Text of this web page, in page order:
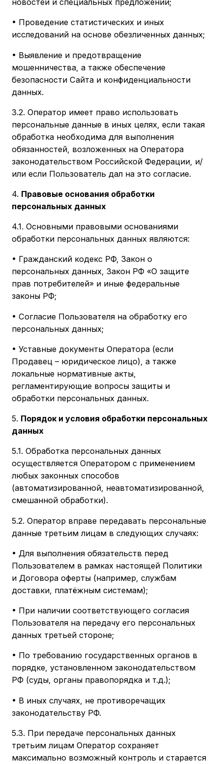
новостей и специальных предложений;
• Проведение статистических и иных
исследований на основе обезличенных данных;
• Выявление и предотвращение
мошенничества, а также обеспечение
безопасности Сайта и конфиденциальности
данных.
3.2. Оператор имеет право использовать
персональные данные в иных целях, если такая
обработка необходима для выполнения
обязанностей, возложенных на Оператора
законодательством Российской Федерации, и/
или если Пользователь дал на это согласие.
4. Правовые основания обработки
персональных данных
4.1. Основными правовыми основаниями
обработки персональных данных являются:
• Гражданский кодекс РФ, Закон о
персональных данных, Закон РФ «О защите
прав потребителей» и иные федеральные
законы РФ;
• Согласие Пользователя на обработку его
персональных данных;
• Уставные документы Оператора (если
Продавец – юридическое лицо), а также
локальные нормативные акты,
регламентирующие вопросы защиты и
обработки персональных данных.
5. Порядок и условия обработки персональных
данных
5.1. Обработка персональных данных
осуществляется Оператором с применением
любых законных способов
(автоматизированной, неавтоматизированной,
смешанной обработки).
5.2. Оператор вправе передавать персональные
данные третьим лицам в следующих случаях:
• Для выполнения обязательств перед
Пользователем в рамках настоящей Политики
и Договора оферты (например, службам
доставки, платёжным системам);
• При наличии соответствующего согласия
Пользователя на передачу его персональных
данных третьей стороне;
• По требованию государственных органов в
порядке, установленном законодательством
РФ (суды, органы правопорядка и т.д.);
• В иных случаях, не противоречащих
законодательству РФ.
5.3. При передаче персональных данных
третьим лицам Оператор сохраняет
максимально возможный контроль и старается